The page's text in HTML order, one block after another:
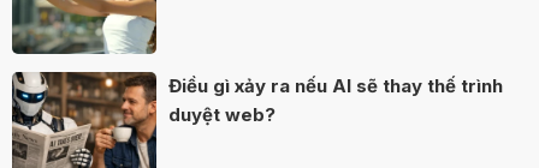
Điều gì xảy ra nếu AI sẽ thay thế trình
duyệt web?